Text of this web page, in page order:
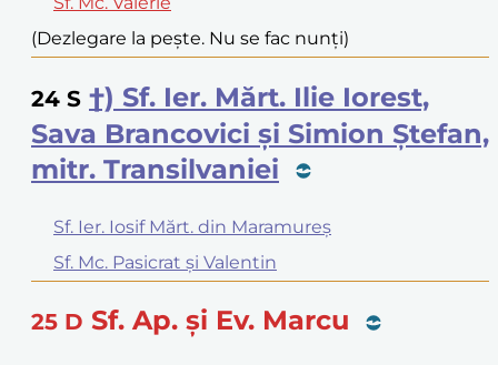
(Dezlegare la pește. Nu se fac nunți)
24 S †) Sf. Ier. Mărt. Ilie Iorest,
Sava Brancovici și Simion Ștefan,
mitr. Transilvaniei
Sf. Ier. Iosif Mărt. din Maramureș
Sf. Mc. Pasicrat și Valentin
25 D Sf. Ap. și Ev. Marcu